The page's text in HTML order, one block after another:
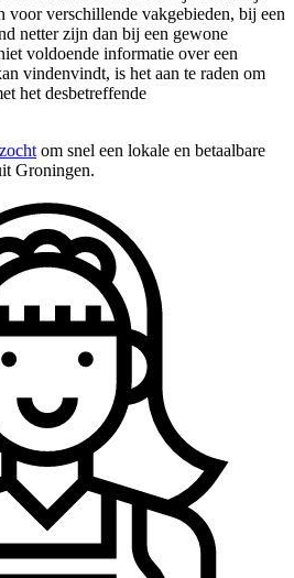
voor verschillende vakgebieden, bij een
netter zijn dan bij een gewone
voldoende informatie over een
vindenvindt, is het aan te raden om
het desbetreffende
om snel een lokale en betaalbare
Groningen.